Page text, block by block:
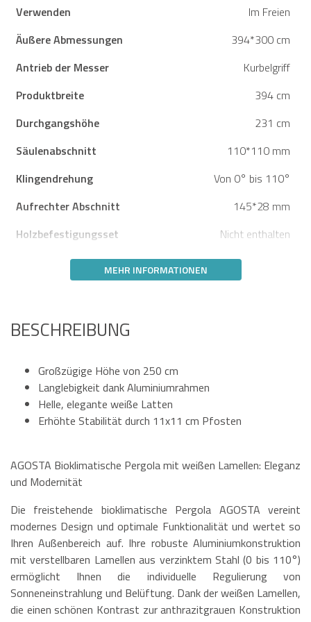
Verwenden
Im Freien
Äußere Abmessungen
394*300 cm
Antrieb der Messer
Kurbelgriff
Produktbreite
394 cm
Durchgangshöhe
231 cm
Säulenabschnitt
110*110 mm
Klingendrehung
Von 0° bis 110°
Aufrechter Abschnitt
145*28 mm
Holzbefestigungsset
Nicht enthalten
MEHR INFORMATIONEN
BESCHREIBUNG
Großzügige Höhe von 250 cm
Langlebigkeit dank Aluminiumrahmen
Helle, elegante weiße Latten
Erhöhte Stabilität durch 11x11 cm Pfosten
AGOSTA Bioklimatische Pergola mit weißen Lamellen: Eleganz
und Modernität
Die freistehende bioklimatische Pergola AGOSTA vereint
modernes Design und optimale Funktionalität und wertet so
Ihren Außenbereich auf. Ihre robuste Aluminiumkonstruktion
mit verstellbaren Lamellen aus verzinktem Stahl (0 bis 110°)
ermöglicht Ihnen die individuelle Regulierung von
Sonneneinstrahlung und Belüftung. Dank der weißen Lamellen,
die einen schönen Kontrast zur anthrazitgrauen Konstruktion